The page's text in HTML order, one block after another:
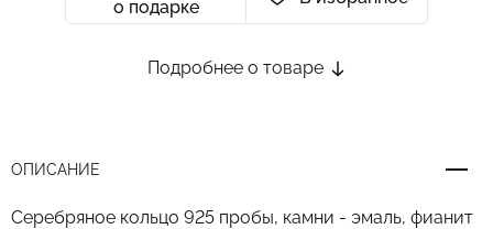
о подарке
Подробнее о товаре
ОПИСАНИЕ
Серебряное кольцо 925 пробы, камни - эмаль, фианит